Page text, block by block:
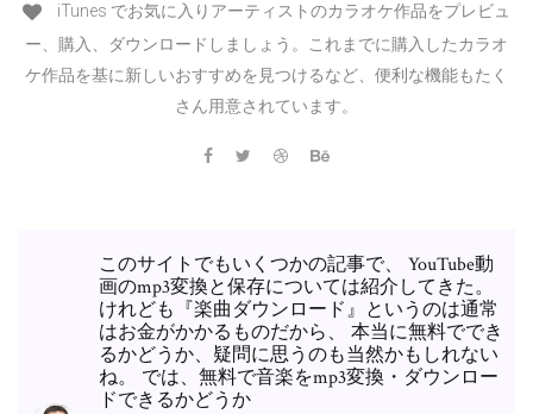
iTunes でお気に入りアーティストのカラオケ作品をプレビュ
ー、購入、ダウンロードしましょう。これまでに購入したカラオ
ケ作品を基に新しいおすすめを見つけるなど、便利な機能もたく
さん用意されています。
このサイトでもいくつかの記事で、 YouTube動
画のmp3変換と保存については紹介してきた。
けれども『楽曲ダウンロード』というのは通常
はお金がかかるものだから、 本当に無料ででき
るかどうか、疑問に思うのも当然かもしれない
ね。 では、無料で音楽をmp3変換・ダウンロー
ドできるかどうか